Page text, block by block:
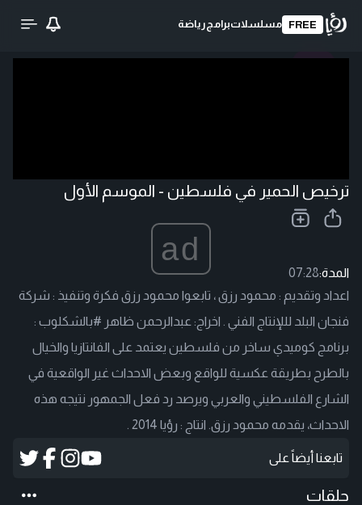
FREE مسلسلاتبرامج رياضة
ترخيص الحمير في فلسطين - الموسم الأول
ad
المدة:07:28
اعداد وتقديم : محمود رزق ، تابعوا محمود رزق فكرة وتنفيذ : شركة
فنجان البلد لللإنتاج الفني . اخراج: عبدالرحمن ظاهر #بالشكلوب :
برنامج كوميدي ساخر من فلسطين يعتمد على الفانتازيا والخيال
بالطرح بطريقة عكسية للواقع وبعض الاحداث غير الواقعية في
الشارع الفلسطيني والعربي ويرصد رد فعل الجمهور نتيجه هذه
الاحداث، يقدمه محمود رزق. انتاج : رؤيا 2014 .
تابعنا أيضاً على
حلقات